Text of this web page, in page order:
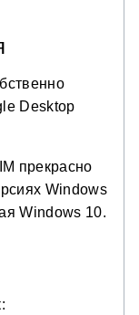
Desktop
прекрасно
Windows
Windows 10.